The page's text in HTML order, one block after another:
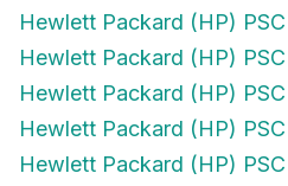
Hewlett Packard (HP)
Hewlett Packard (HP) PSC
Hewlett Packard (HP) PSC
Hewlett Packard (HP) PSC
Hewlett Packard (HP)